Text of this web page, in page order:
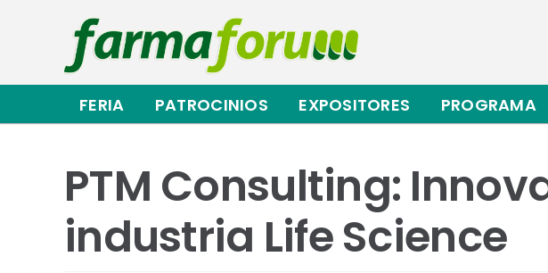
contenido
FERIA PATROCINIOS EXPOSITORES PROGRAMA
PTM Consulting:
industria Life Science